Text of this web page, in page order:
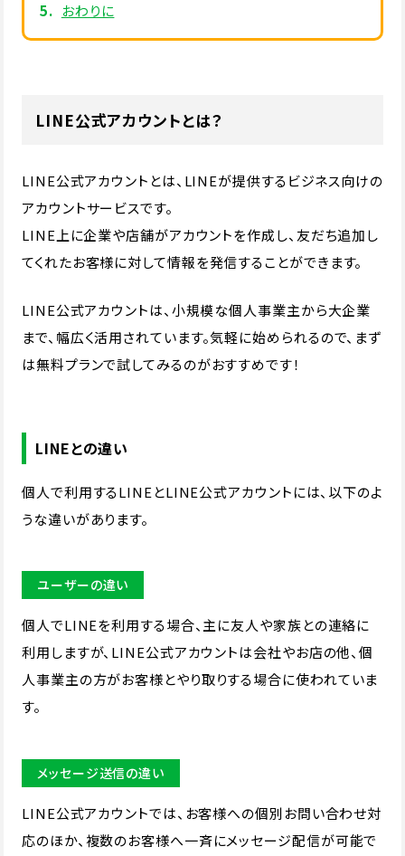
おわりに
LINE公式アカウントとは？
LINE公式アカウントとは、LINEが提供するビジネス向けの
アカウントサービスです。
LINE上に企業や店舗がアカウントを作成し、友だち追加し
てくれたお客様に対して情報を発信することができます。
LINE公式アカウントは、小規模な個人事業主から大企業
まで、幅広く活用されています。気軽に始められるので、まず
は無料プランで試してみるのがおすすめです！
LINEとの違い
個人で利用するLINEとLINE公式アカウントには、以下のよ
うな違いがあります。
ユーザーの違い
個人でLINEを利用する場合、主に友人や家族との連絡に
利用しますが、LINE公式アカウントは会社やお店の他、個
人事業主の方がお客様とやり取りする場合に使われていま
す。
メッセージ送信の違い
LINE公式アカウントでは、お客様への個別お問い合わせ対
応のほか、複数のお客様へ一斉にメッセージ配信が可能で